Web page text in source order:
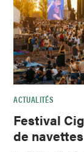
ACTUALITÉS
Festival
de navettes